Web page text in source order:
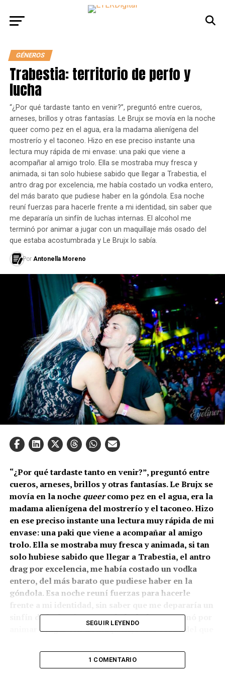
GÉNEROS
Trabestia: territorio de perfo y
lucha
“¿Por qué tardaste tanto en venir?”, preguntó entre cueros,
arneses, brillos y otras fantasías. Le Brujx se movía en la noche
queer como pez en el agua, era la madama alienígena del
mostrerío y el taconeo. Hizo en ese preciso instante una
lectura muy rápida de mi envase: una paki que viene a
acompañar al amigo trolo. Ella se mostraba muy fresca y
animada, si tan solo hubiese sabido que llegar a Trabestia, el
antro drag por excelencia, me había costado un vodka entero,
del más barato que pudiese haber en la góndola. Esa noche
reuní fuerzas para hacerle frente a mi identidad, sin saber que
me depararía un sinfín de luchas internas. El alcohol me
terminó por animar a jugar con un maquillaje más osado del
que estaba acostumbrada y Le Brujx lo sabía.
Por Antonella Moreno
“¿Por qué tardaste tanto en venir?”, preguntó entre
cueros, arneses, brillos y otras fantasías. Le Brujx se
movía en la noche queercomo pez en el agua, era la
madama alienígena del mostrerío y el taconeo. Hizo
en ese preciso instante una lectura muy rápida de mi
envase: una paki que viene a acompañar al amigo
trolo. Ella se mostraba muy fresca y animada, si tan
solo hubiese sabido que llegar a Trabestia, el antro
drag por excelencia, me había costado un vodka
entero, del más barato que pudiese haber en la
góndola. Esa noche reuní fuerzas para hacerle
sinfín de luchas internas. El alcohol me terminó por
animar a jugar con un maquillaje más osado del que
Mi primera zambullida en el universo drag ocurrió hace
SEGUIR LEYENDO
1 COMENTARIO